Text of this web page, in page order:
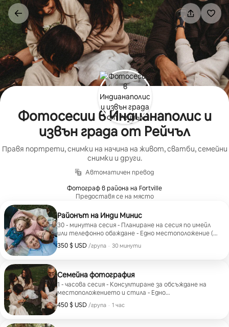
Пропускане
към
съдържанието
Фотосесии в Индианаполис и
извън града от Рейчъл
Правя портрети, снимки на начина на живот, сватби, семейни
снимки и други.
Автоматичен превод
Фотограф в района на Fortville
Предоставя се на място
Районът на Инди Минис
30 - минутна сесия - Планиране на сесия по имейл
или телефонно обаждане - Едно местоположение (
мога да помогна с това!) - 30 изображения,
включени в онлайн галерията ви - Права за
350 $ USD /група
350 $ USD за група
, · 30 минути
Семейна фотография
1 - часова сесия - Консултиране за обсъждане на
местоположението и стила - Едно
местоположение - Онлайн галерия с всички
финализирани изображения (над 70) - Печат вдясно -
450 $ USD /група
450 $ USD за група
, · 1 час